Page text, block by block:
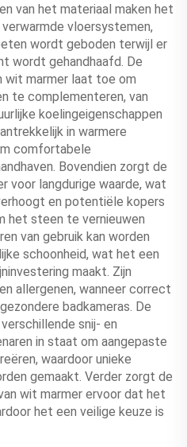
van het materiaal maken het
vloersystemen,
wordt geboden terwijl er
wordt gehandhaafd. De
wit marmer laat toe om
te complementeren, van
koelingeigenschappen
in warmere
comfortabele
Bovendien zorgt de
voor langdurige waarde, wat
en potentiële kopers
het steen te vernieuwen
van gebruik kan worden
schoonheid, wat het een
maakt. Zijn
allergenen, wanneer correct
badkameras. De
snij- en
in staat om aangepaste
waardoor unieke
gemaakt. Verder zorgt de
wit marmer ervoor dat het
het een veilige keuze is